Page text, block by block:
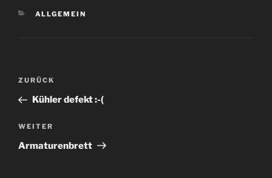
KATEGORIEN
ALLGEMEIN
Beitragsnavigation
Vorheriger
Beitrag
ZURÜCK
Kühler defekt :-(
Nächster
Beitrag
WEITER
Armaturenbrett